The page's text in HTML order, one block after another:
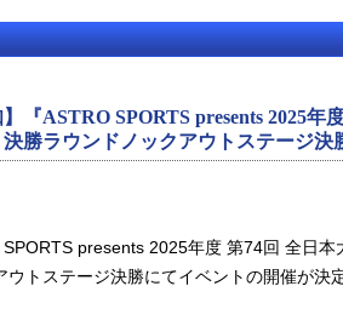
】『ASTRO SPORTS presents 2025年
勝ラウンドノックアウトステージ決
presents 2025年度 第74回 全日
ウトステージ決勝にてイベントの開催が決